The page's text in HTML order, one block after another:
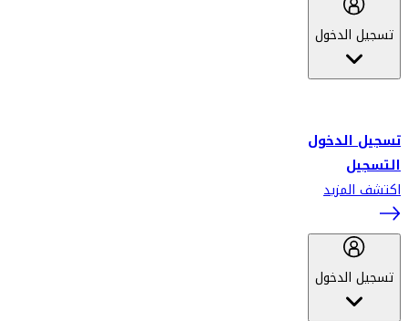
تسجيل الدخول
تسجيل الدخول
التسجيل
اكتشف المزيد
تسجيل الدخول